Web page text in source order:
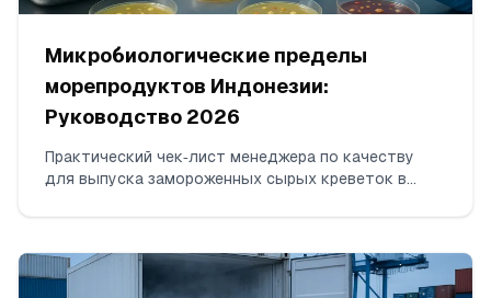
Микробиологические пределы
морепродуктов Индонезии:
Руководство 2026
Практический чек‑лист менеджера по качеству
для выпуска замороженных сырых креветок в
лабораторные методы, количество проб на лот,
интерпретация пограничных результатов и